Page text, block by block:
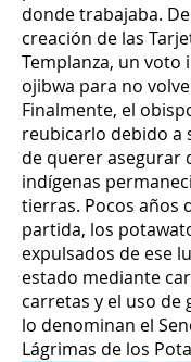
donde trabajaba.
creación de las
Templanza, un voto
ojibwa para no
Finalmente, el
reubicarlo debido a
de querer asegurar
indígenas
tierras. Pocos años
partida, los
expulsados de ese
estado mediante
carretas y el uso de
lo denominan el
Lágrimas de los